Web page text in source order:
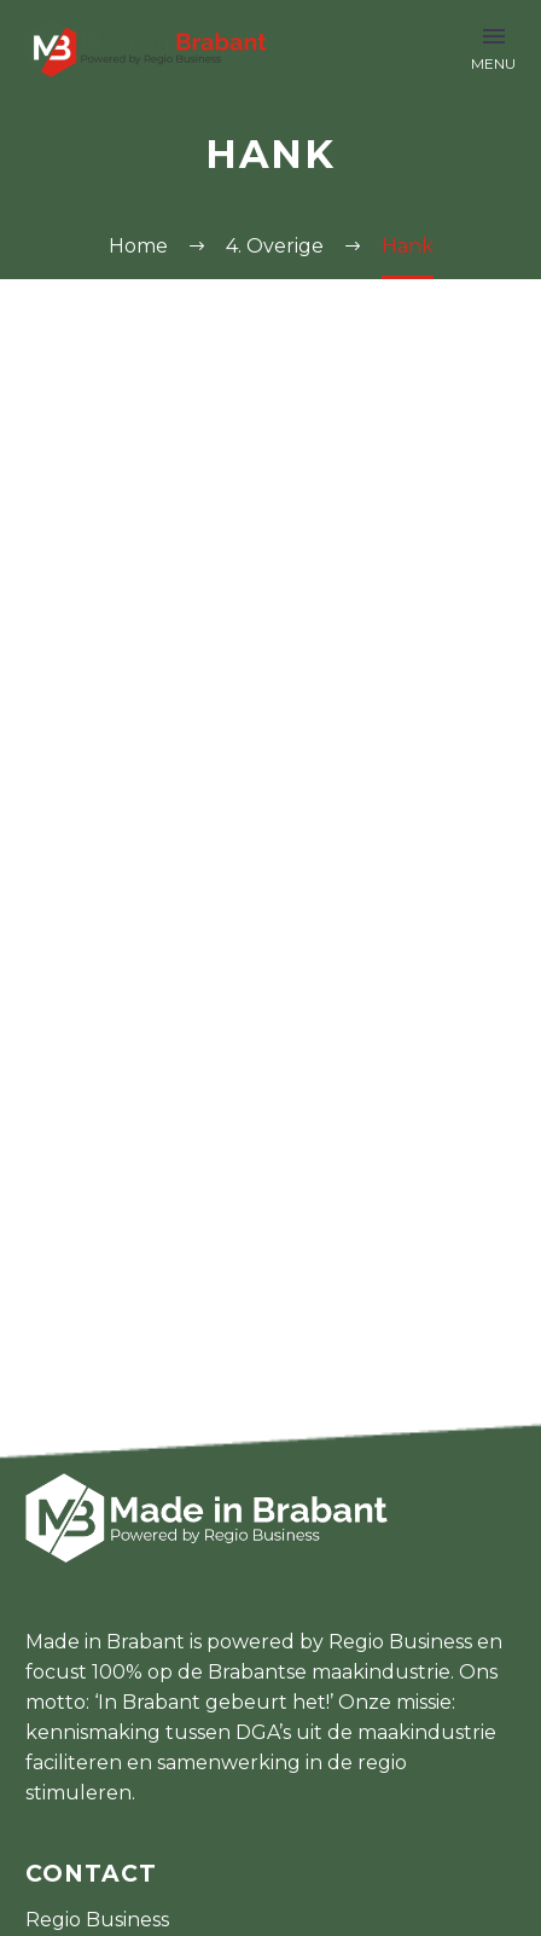
HANK
Home 4. Overige Hank
Made in Brabant is powered by Regio Business en
focust 100% op de Brabantse maakindustrie. Ons
motto: ‘In Brabant gebeurt het!’ Onze missie:
kennismaking tussen DGA’s uit de maakindustrie
faciliteren en samenwerking in de regio
stimuleren.
CONTACT
Regio Business